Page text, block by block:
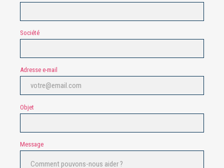
Société
Adresse e-mail
Objet
Message